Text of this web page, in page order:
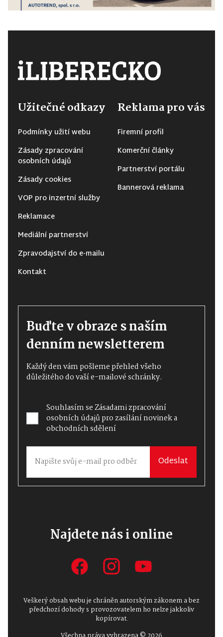
Užitečné odkazy
Podmínky užití webu
Zásady zpracování
osobních údajů
Zásady cookies
VOP pro inzertní služby
Reklamace
Mediální partnerství
Zpravodajství do e-mailu
Kontakt
Reklama pro vás
Firemní profil
Komerční články
Partnerství portálu
Bannerová reklama
Buďte v obraze s naším
denním newsletterem
Každý den vám pošleme přehled všeho
důležitého do vaší e-mailové schránky.
Souhlasím seZásadami zpracování
osobních údajůpro zasílání novinek a
obchodních sdělení
Odeslat
Najdete nás i online
Veškerý obsah webu je chráněn autorským zákonem a bez
předchozí dohody s provozovatelem ho nelze jakkoliv
kopírovat.